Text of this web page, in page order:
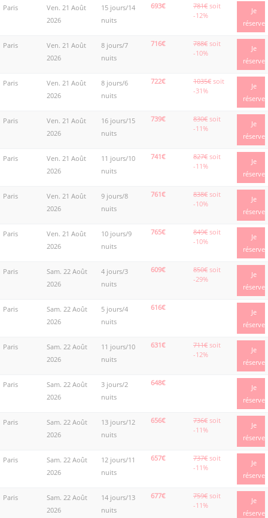
Paris
Ven. 21 Août
2026
15 jours/14
nuits
693€ 781€ soit
-12%
Je
réserve
Paris
Ven. 21 Août
2026
8 jours/7
nuits
716€ 788€ soit
-10%
Je
réserve
Paris
Ven. 21 Août
2026
8 jours/6
nuits
722€ 1035€ soit
-31%
Je
réserve
Paris
Ven. 21 Août
2026
16 jours/15
nuits
739€ 830€ soit
-11%
Je
réserve
Paris
Ven. 21 Août
2026
11 jours/10
nuits
741€ 827€ soit
-11%
Je
réserve
Paris
Ven. 21 Août
2026
9 jours/8
nuits
761€ 838€ soit
-10%
Je
réserve
Paris
Ven. 21 Août
2026
10 jours/9
nuits
765€ 849€ soit
-10%
Je
réserve
Paris
Sam. 22 Août
2026
4 jours/3
nuits
609€ 850€ soit
-29%
Je
réserve
Paris
Sam. 22 Août
2026
5 jours/4
nuits
616€
Je
réserve
Paris
Sam. 22 Août
2026
11 jours/10
nuits
631€ 711€ soit
-12%
Je
réserve
Paris
Sam. 22 Août
2026
3 jours/2
nuits
648€
Je
réserve
Paris
Sam. 22 Août
2026
13 jours/12
nuits
656€ 736€ soit
-11%
Je
réserve
Paris
Sam. 22 Août
2026
12 jours/11
nuits
657€ 737€ soit
-11%
Je
réserve
Paris
Sam. 22 Août
2026
14 jours/13
nuits
677€ 759€ soit
-11%
Je
réserve